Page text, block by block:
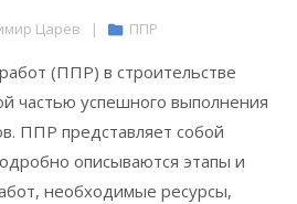
Царёв | ППР
(ППР) в строительстве
частью успешного выполнения
ППР представляет собой
описываются этапы и
необходимые ресурсы,